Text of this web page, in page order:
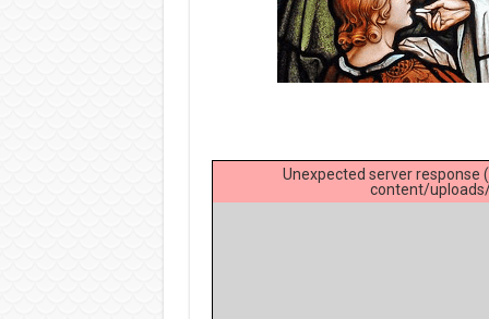
Unexpected server
content/